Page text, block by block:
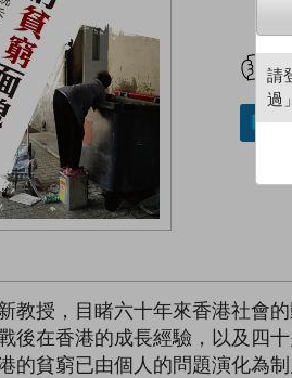
教授，目睹六十年來香港社會
後在香港的成長經驗，以及四
的貧窮已由個人的問題演化為
請
過